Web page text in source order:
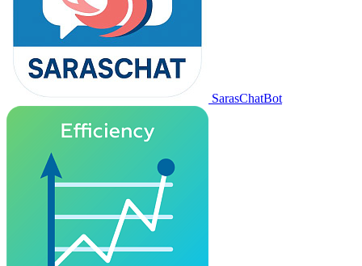
SarasChatBot